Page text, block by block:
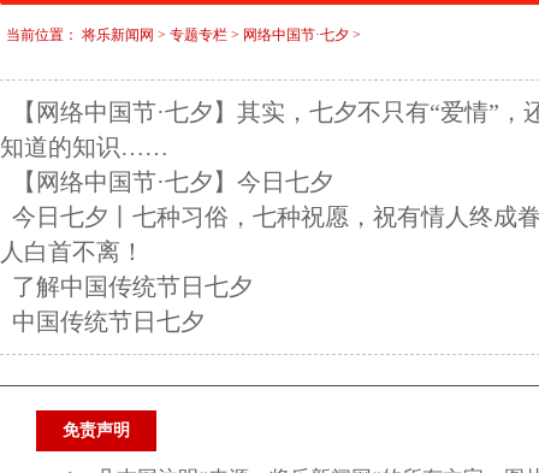
当前位置： 将乐新闻网 > 专题专栏 > 网络中国节·七夕 >
【网络中国节·七夕】其实，七夕不只有“爱情”，
知道的知识……
【网络中国节·七夕】今日七夕
今日七夕丨七种习俗，七种祝愿，祝有情人终成
人白首不离！
了解中国传统节日七夕
中国传统节日七夕
免责声明